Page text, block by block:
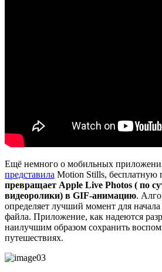
Ещё немного о мобильных
представила Motion Stills, бесплатную
превращает Apple Live Photos ( по
видеоролики) в GIF-анимацию.
определяет лучший момент для
файла. Приложение, как надеются
наилучшим образом сохранить
путешествиях.